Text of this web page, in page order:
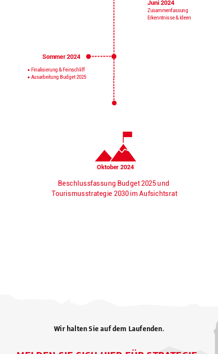
Wir halten Sie auf dem Laufenden.